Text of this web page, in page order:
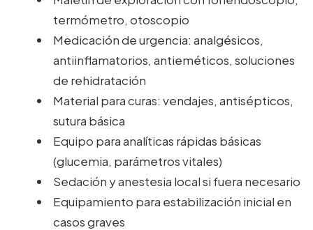
termómetro, otoscopio
Medicación de urgencia: analgésicos,
antiinflamatorios, antieméticos, soluciones
de rehidratación
Material para curas: vendajes, antisépticos,
sutura básica
Equipo para analíticas rápidas básicas
(glucemia, parámetros vitales)
Sedación y anestesia local si fuera necesario
Equipamiento para estabilización inicial en
casos graves